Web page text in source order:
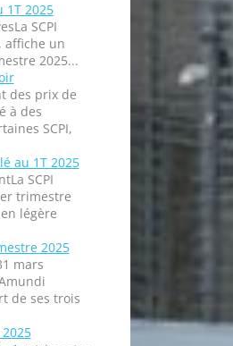
1T 2025
SCPI
affiche un
2025...
des prix de
à des
SCPI,
au 1T 2025
SCPI
trimestre
légère
2025
mars
de ses trois